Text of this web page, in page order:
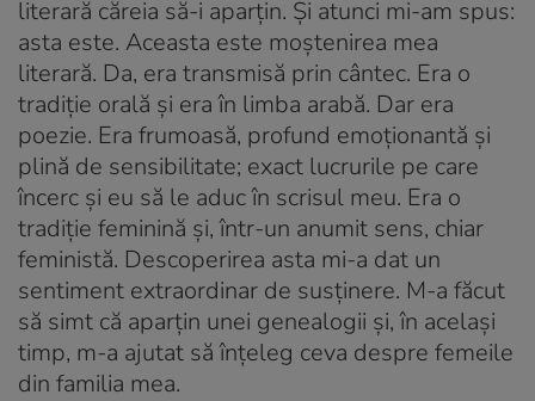
literară căreia să-i aparțin. Și atunci mi-am spus:
asta este. Aceasta este moștenirea mea
literară. Da, era transmisă prin cântec. Era o
tradiție orală și era în limba arabă. Dar era
poezie. Era frumoasă, profund emoționantă și
plină de sensibilitate; exact lucrurile pe care
încerc și eu să le aduc în scrisul meu. Era o
tradiție feminină și, într-un anumit sens, chiar
feministă. Descoperirea asta mi-a dat un
sentiment extraordinar de susținere. M-a făcut
să simt că aparțin unei genealogii și, în același
timp, m-a ajutat să înțeleg ceva despre femeile
din familia mea.